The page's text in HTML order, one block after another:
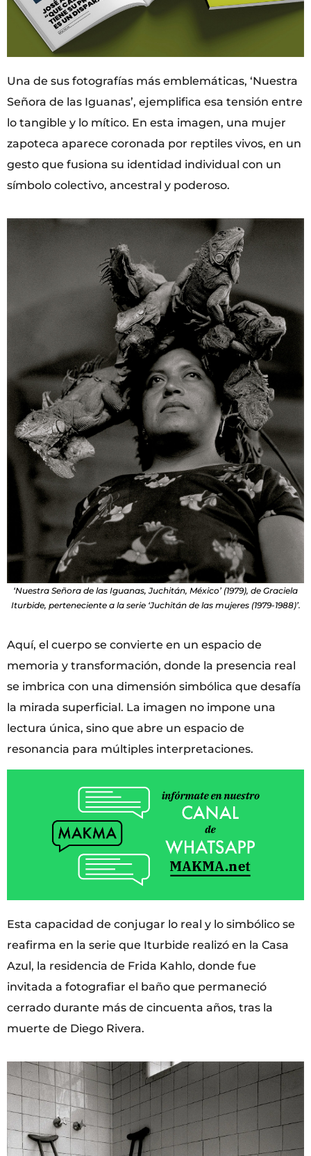
Una de sus fotografías más emblemáticas, ‘Nuestra
Señora de las Iguanas’, ejemplifica esa tensión entre
lo tangible y lo mítico. En esta imagen, una mujer
zapoteca aparece coronada por reptiles vivos, en un
gesto que fusiona su identidad individual con un
símbolo colectivo, ancestral y poderoso.
‘Nuestra Señora de las Iguanas, Juchitán, México’ (1979), de Graciela
Iturbide, perteneciente a la serie ‘Juchitán de las mujeres (1979-1988)’.
Aquí, el cuerpo se convierte en un espacio de
memoria y transformación, donde la presencia real
se imbrica con una dimensión simbólica que desafía
la mirada superficial. La imagen no impone una
lectura única, sino que abre un espacio de
resonancia para múltiples interpretaciones.
Esta capacidad de conjugar lo real y lo simbólico se
reafirma en la serie que Iturbide realizó en la Casa
Azul, la residencia de Frida Kahlo, donde fue
invitada a fotografiar el baño que permaneció
cerrado durante más de cincuenta años, tras la
muerte de Diego Rivera.